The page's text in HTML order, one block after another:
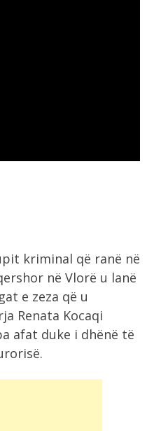
kriminal që ranë në
në Vlorë u lanë
e zeza që u
Renata Kocaqi
afat duke i dhënë të